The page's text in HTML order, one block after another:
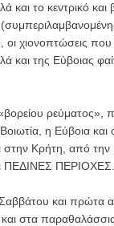
και το κεντρικό και
χιονοπτώσεις που
της Εύβοιας
ρεύματος»,
η Εύβοια
στην Κρήτη, από
ΠΕΔΙΝΕΣ ΠΕΡΙΟΧΕΣ.
και πρώτα
στα